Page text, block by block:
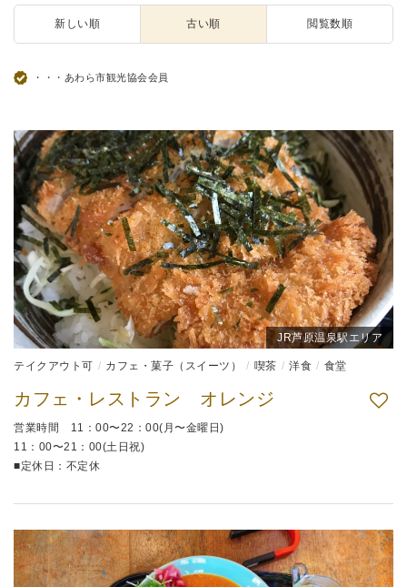
新しい順 古い順 閲覧数順
・・・あわら市観光協会会員
JR芦原温泉駅エリア
テイクアウト可 カフェ・菓子（スイーツ） 喫茶 洋食 食堂
カフェ・レストラン オレンジ
営業時間 11：00〜22：00(月〜金曜日)
11：00〜21：00(土日祝)
■定休日：不定休